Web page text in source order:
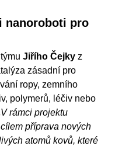
nanoroboti pro
Jiřího Čejky z
zásadní pro
ropy, zemního
polymerů, léčiv nebo
rámci projektu
příprava nových
atomů kovů, které